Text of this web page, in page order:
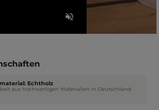
Echtholz
aus hochwertigen Materialien in Deutschland